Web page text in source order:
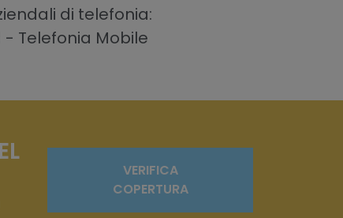
di telefonia:
Telefonia Mobile
VERIFICA
COPERTURA